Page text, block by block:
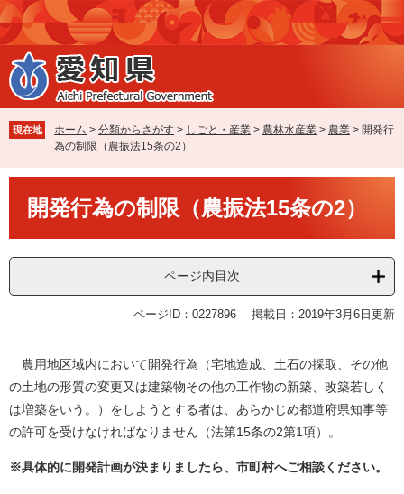
ペ
ー
ジ
の
先
で
す
メ
ニ
ュ
ー
を
ば
し
本
現在地 ホーム > 分類からさがす > しごと・産業 > 農林水産業 > 農業 > 開発行
為の制限（農振法15条の2）
開発行為の制限（農振法15条の2）
ページ内目次
ページID：0227896 掲載日：2019年3月6日更新
農用地区域内において開発行為（宅地造成、土石の採取、その他
の土地の形質の変更又は建築物その他の工作物の新築、改築若しく
は増築をいう。）をしようとする者は、あらかじめ都道府県知事等
の許可を受けなければなりません（法第15条の2第1項）。
※具体的に開発計画が決まりましたら、市町村へご相談ください。